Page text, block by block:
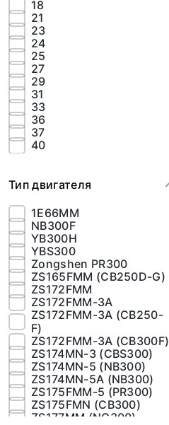
18
21
23
24
25
27
29
31
33
36
37
40
Тип двигателя
1E66MM
NB300F
YB300H
YBS300
Zongshen PR300
ZS165FMM (CB250D-G)
ZS172FMM
ZS172FMM-3A
ZS172FMM-3A (CB250-
F)
ZS172FMM-3A (CB300F)
ZS174MN-3 (CBS300)
ZS174MN-5 (NB300)
ZS174MN-5A (NB300)
ZS175FMM-5 (PR300)
ZS175FMN (CB300)
ZS177MM (NC300)